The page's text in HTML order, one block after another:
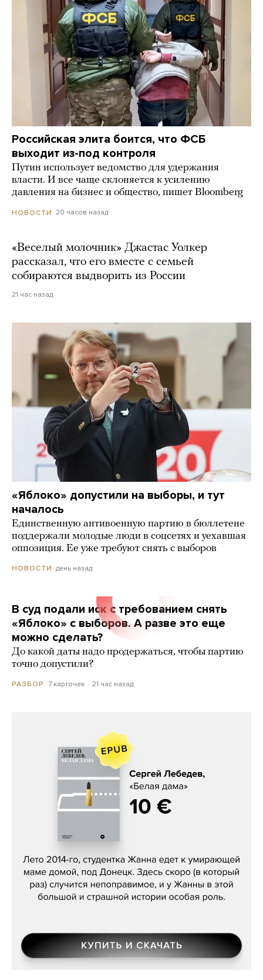
Российская элита боится, что ФСБ
выходит из-под контроля
Путин использует ведомство для удержания
власти. И все чаще склоняется к усилению
давления на бизнес и общество, пишет Bloomberg
НОВОСТИ 20 часов назад
«Веселый молочник» Джастас Уолкер
рассказал, что его вместе с семьей
собираются выдворить из России
21 час назад
«Яблоко» допустили на выборы, и тут
началось
Единственную антивоенную партию в бюллетене
поддержали молодые люди в соцсетях и уехавшая
оппозиция. Ее уже требуют снять с выборов
НОВОСТИ день назад
В суд подали иск с требованием снять
«Яблоко» с выборов. А разве это еще
можно сделать?
До какой даты надо продержаться, чтобы партию
точно допустили?
РАЗБОР 7 карточек 21 час назад
Сергей Лебедев, «Белая дама»